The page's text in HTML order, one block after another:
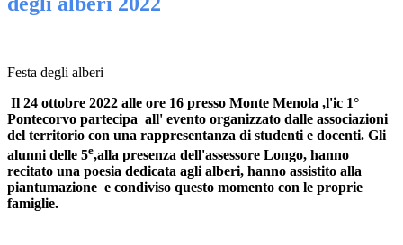
Festa degli alberi
Il 24 ottobre 2022 alle ore 16 presso Monte Menola ,l'ic 1°
Pontecorvo partecipa all' evento organizzato dalle associazioni
del territorio con una rappresentanza di studenti e docenti. Gli
alunni delle 5e,alla presenza dell'assessore Longo, hanno
recitato una poesia dedicata agli alberi, hanno assistito alla
piantumazione e condiviso questo momento con le proprie
famiglie.